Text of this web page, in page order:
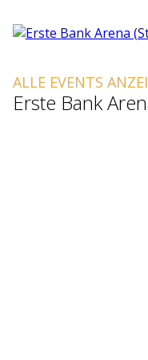
ALLE EVENTS
Erste Bank